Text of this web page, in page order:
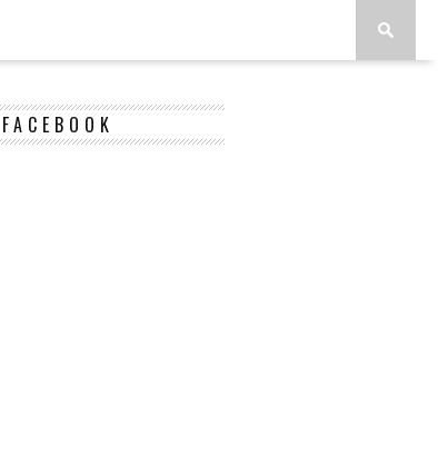
FACEBOOK